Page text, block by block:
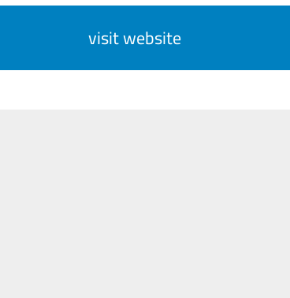
visit website